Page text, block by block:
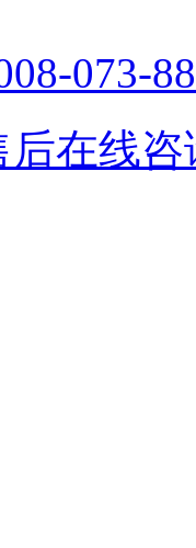
073-
后在线咨